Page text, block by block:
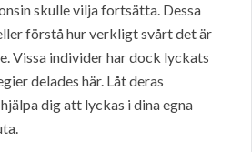
skulle vilja fortsätta. Dessa
förstå hur verkligt svårt det är
Vissa individer har dock lyckats
delades här. Låt deras
dig att lyckas i dina egna